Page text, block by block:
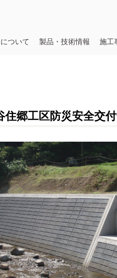
ついて 製品・技術情報 施工
住郷工区防災安全交